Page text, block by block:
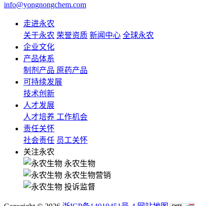
info@yongnongchem.com
走进永农
关于永农 荣誉资质 新闻中心 全球永农
企业文化
产品体系
制剂产品 原药产品
可持续发展
技术创新
人才发展
人才培养 工作机会
责任关怀
社会责任 员工关怀
关注永农
永农生物
永农生物营销
投诉监督